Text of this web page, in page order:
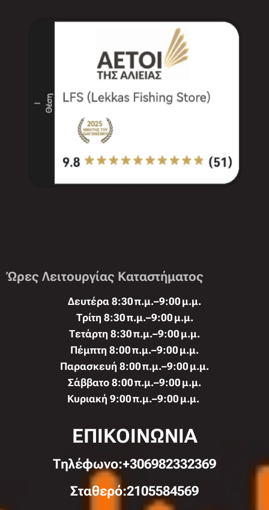
Ώρες Λειτουργίας Καταστήματος
Δευτέρα 8:30 π.μ.–9:00 μ.μ.
Τρίτη 8:30 π.μ.–9:00 μ.μ.
Τετάρτη 8:30 π.μ.–9:00 μ.μ.
Πέμπτη 8:00 π.μ.–9:00 μ.μ.
Παρασκευή 8:00 π.μ.–9:00 μ.μ.
Σάββατο 8:00 π.μ.–9:00 μ.μ.
Κυριακή 9:00 π.μ.–9:00 μ.μ.
ΕΠΙΚΟΙΝΩΝΙΑ
Τηλέφωνo:+306982332369
Σταθερό:2105584569